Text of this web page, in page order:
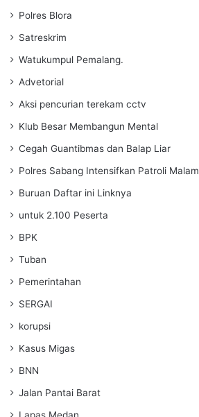
Polres Blora
Satreskrim
Watukumpul Pemalang.
Advetorial
Aksi pencurian terekam cctv
Klub Besar Membangun Mental
Cegah Guantibmas dan Balap Liar
Polres Sabang Intensifkan Patroli Malam
Buruan Daftar ini Linknya
untuk 2.100 Peserta
BPK
Tuban
Pemerintahan
SERGAI
korupsi
Kasus Migas
BNN
Jalan Pantai Barat